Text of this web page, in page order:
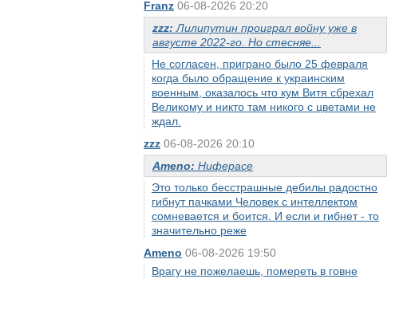
Franz 06-08-2026 20:20
zzz: Лилипутин проиграл войну уже в
августе 2022-го. Но стесняе...
Не согласен, приграно было 25 февраля
когда было обращение к украинским
военным, оказалось что кум Витя сбрехал
Великому и никто там никого с цветами не
ждал.
zzz 06-08-2026 20:10
Ameno: Ниферасе
Это только бесстрашные дебилы радостно
гибнут пачками Человек с интеллектом
сомневается и боится. И если и гибнет - то
значительно реже
Ameno 06-08-2026 19:50
Врагу не пожелаешь, помереть в говне